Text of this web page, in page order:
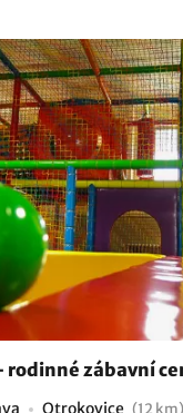
rodinné zábavní
Otrokovice (12 km)